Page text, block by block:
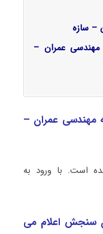
– سازه
مهندسی عمران –
مهندسی عمران –
است. با ورود به
سنجش اعلام می